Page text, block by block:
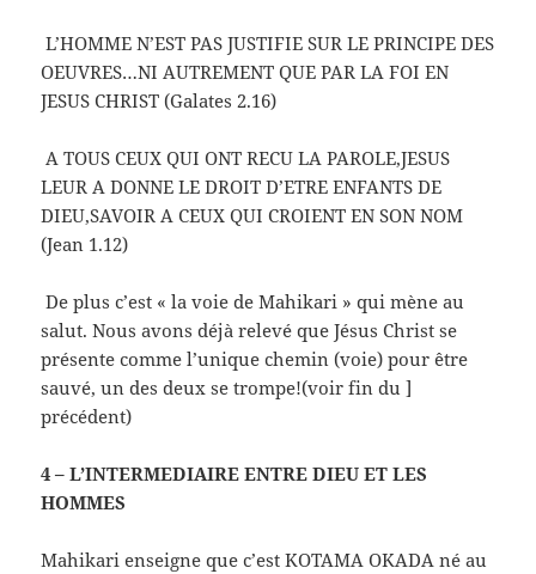
L’HOMME N’EST PAS JUSTIFIE SUR LE PRINCIPE DES
OEUVRES…NI AUTREMENT QUE PAR LA FOI EN
JESUS CHRIST (Galates 2.16)
A TOUS CEUX QUI ONT RECU LA PAROLE,JESUS
LEUR A DONNE LE DROIT D’ETRE ENFANTS DE
DIEU,SAVOIR A CEUX QUI CROIENT EN SON NOM
(Jean 1.12)
De plus c’est « la voie de Mahikari » qui mène au
salut. Nous avons déjà relevé que Jésus Christ se
présente comme l’unique chemin (voie) pour être
sauvé, un des deux se trompe!(voir fin du ]
précédent)
4 – L’INTERMEDIAIRE ENTRE DIEU ET LES
HOMMES
Mahikari enseigne que c’est KOTAMA OKADA né au